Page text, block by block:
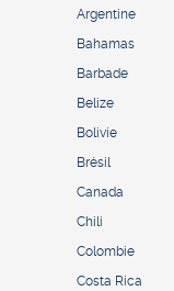
Argentine
Bahamas
Barbade
Belize
Bolivie
Brésil
Canada
Chili
Colombie
Costa Rica